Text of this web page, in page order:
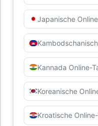
Japanische
Kannada Online-
Koreanische
Kroatische